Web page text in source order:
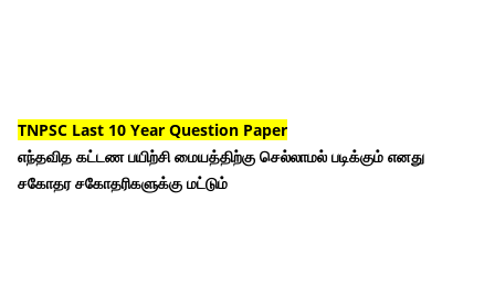
TNPSC Last 10 Year Question Paper
எந்தவித கட்டண பயிற்சி மையத்திற்கு செல்லாமல் படிக்கும் எனது
சகோதர சகோதரிகளுக்கு மட்டும்